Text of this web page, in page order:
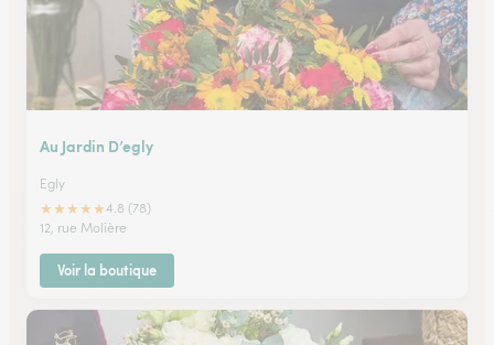
Au Jardin D’egly
Egly
★★★★★4.8 (78)
12, rue Molière
Voir la boutique